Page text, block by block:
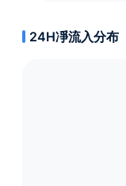
24H凈流入分布